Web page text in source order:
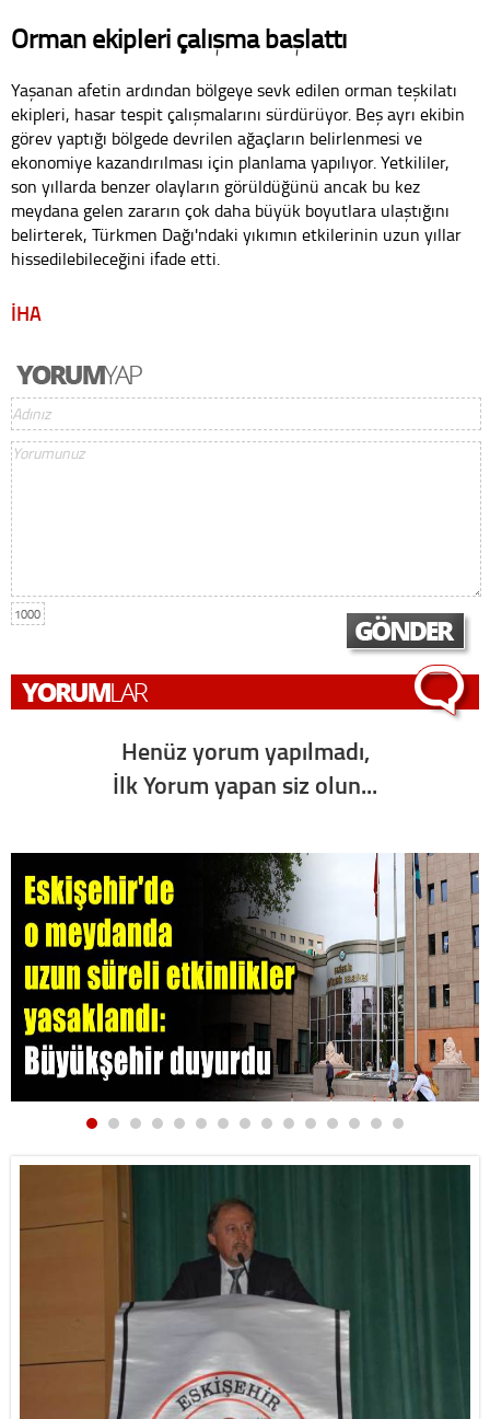
Orman ekipleri çalışma başlattı
Yaşanan afetin ardından bölgeye sevk edilen orman teşkilatı
ekipleri, hasar tespit çalışmalarını sürdürüyor. Beş ayrı ekibin
görev yaptığı bölgede devrilen ağaçların belirlenmesi ve
ekonomiye kazandırılması için planlama yapılıyor. Yetkililer,
son yıllarda benzer olayların görüldüğünü ancak bu kez
meydana gelen zararın çok daha büyük boyutlara ulaştığını
belirterek, Türkmen Dağı'ndaki yıkımın etkilerinin uzun yıllar
hissedilebileceğini ifade etti.
İHA
1000
Henüz yorum yapılmadı,
İlk Yorum yapan siz olun...